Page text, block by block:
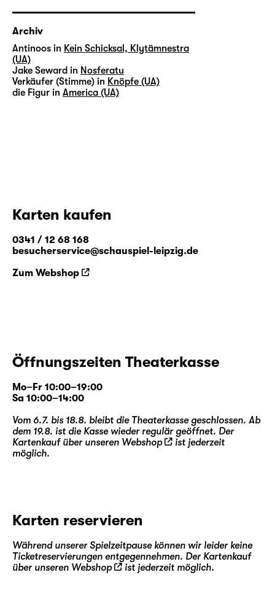
Archiv
Antinoos in Kein Schicksal, Klytämnestra
(UA)
Jake Seward in Nosferatu
Verkäufer (Stimme) in Knöpfe (UA)
die Figur in America (UA)
Karten kaufen
0341 / 12 68 168
besucherservice@schauspiel-leipzig.de
Zum Webshop
Öffnungszeiten Theaterkasse
Mo–Fr 10:00–19:00
Sa 10:00–14:00
Vom 6.7. bis 18.8. bleibt die Theaterkasse geschlossen. Ab
dem 19.8. ist die Kasse wieder regulär geöffnet. Der
Kartenkauf über unseren Webshop
ist jederzeit
möglich.
Karten reservieren
Während unserer Spielzeitpause können wir leider keine
Ticketreservierungen entgegennehmen. Der Kartenkauf
über unseren Webshop ist jederzeit möglich.